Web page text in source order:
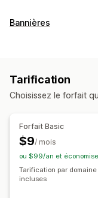
Options d’affichage
Multilingue
Optimisation pour
Conformité en
Blocage automatique
Expiration du
Générateur de
Bannières
Notification
Optimisation pour le
Analyses de
Rapports de trafic
Tarification
Choisissez le forfait
Forfait Basic
$9/ mois
ou $99/an et
Tarification par
incluses